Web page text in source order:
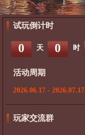
试玩倒计时
0 天 0 时
活动周期
2026.06.17 - 2026.07.17
玩家交流群